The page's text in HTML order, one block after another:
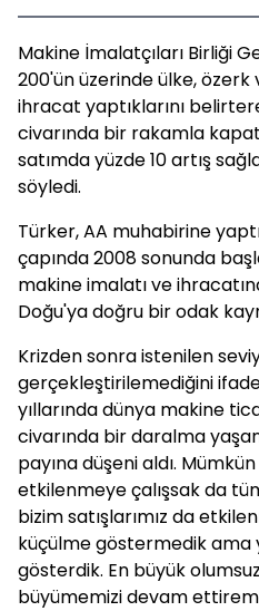
Makine İmalatçıları Birliği
200'ün üzerinde ülke,
ihracat yaptıklarını
civarında bir rakamla
satımda yüzde 10 artış
söyledi.
Türker, AA muhabirine
çapında 2008 sonunda
makine imalatı ve
Doğu'ya doğru bir odak
Krizden sonra istenilen
gerçekleştirilemediğini
yıllarında dünya makine
civarında bir daralma
payına düşeni aldı.
etkilenmeye çalışsak da
bizim satışlarımız da
küçülme göstermedik ama
gösterdik. En büyük
büyümemizi devam